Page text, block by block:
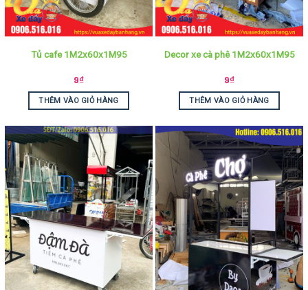
Tủ cafe 1M2x60x1M95
9₫
THÊM VÀO GIỎ HÀNG
Decor xe cà phê 1M2x60x1M95
9₫
THÊM VÀO GIỎ HÀNG